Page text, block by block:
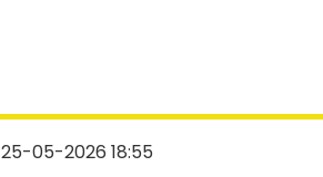
25-05-2026 18:55